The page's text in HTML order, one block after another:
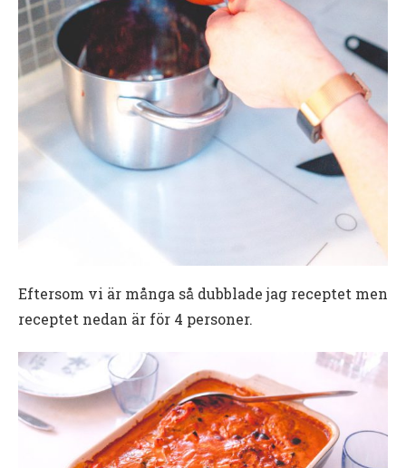
Eftersom vi är många så dubblade jag receptet men
receptet nedan är för 4 personer.